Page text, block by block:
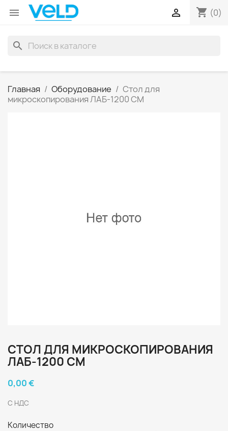
 shopping_cart (0)

search
Главная Оборудование
Стол для
микроскопирования ЛАБ-1200 СМ
СТОЛ ДЛЯ МИКРОСКОПИРОВАНИЯ
ЛАБ-1200 СМ
0,00 €
С НДС
Количество